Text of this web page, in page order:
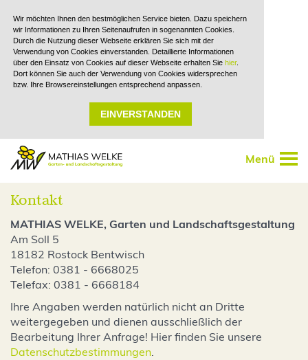
Wir möchten Ihnen den bestmöglichen Service bieten. Dazu speichern
wir Informationen zu Ihren Seitenaufrufen in sogenannten Cookies.
Durch die Nutzung dieser Webseite erklären Sie sich mit der
Verwendung von Cookies einverstanden. Detaillierte Informationen
über den Einsatz von Cookies auf dieser Webseite erhalten Siehier.
Dort können Sie auch der Verwendung von Cookies widersprechen
bzw. Ihre Browsereinstellungen entsprechend anpassen.
EINVERSTANDEN
Kontakt
MATHIAS WELKE, Garten und Landschaftsgestaltung
Am Soll 5
18182 Rostock Bentwisch
Telefon: 0381 - 6668025
Telefax: 0381 - 6668184
Ihre Angaben werden natürlich nicht an Dritte
weitergegeben und dienen ausschließlich der
Bearbeitung Ihrer Anfrage! Hier finden Sie unsere
Datenschutzbestimmungen.